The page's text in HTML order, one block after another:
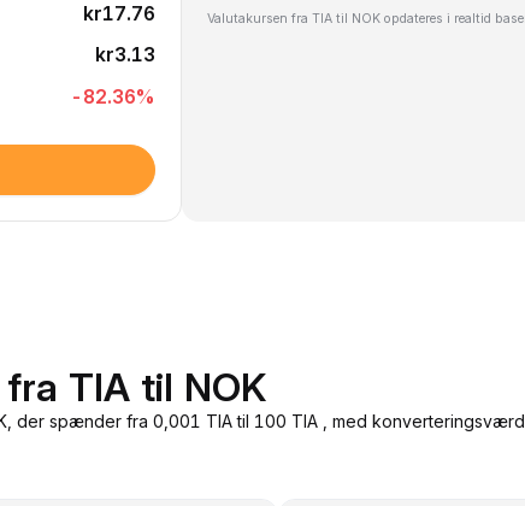
kr17.76
kr3.13
-82.36%
Valutakursen fra TIA til NOK opdateres i realtid
TIA til NOK
der spænder fra 0,001 TIA til 100 TIA , med